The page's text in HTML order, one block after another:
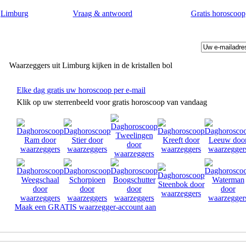
Limburg Vraag & antwoord Gratis horoscoop
Waarzeggers uit Limburg kijken in de kristallen bol
Elke dag gratis uw horoscoop per e-mail
Klik op uw sterrenbeeld voor gratis horoscoop van vandaag
Maak een GRATIS waarzegger-account aan